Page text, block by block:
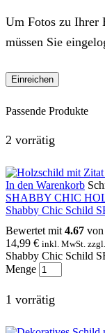
Um Fotos zu Ihrer
müssen Sie
Passende Produkte
2 vorrätig
In den Warenkorb
SHABBY CHIC
Shabby Chic Schild
Bewertet mit 4.67
14,99 € inkl. MwSt.
Shabby Chic Schild
Menge
1 vorrätig